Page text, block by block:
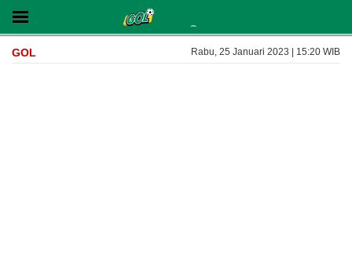
GOL Rabu, 25 Januari 2023 | 15:20 WIB